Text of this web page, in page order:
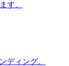
す。
ディング。